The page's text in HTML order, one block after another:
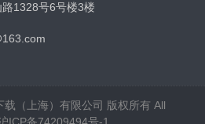
路1328号6号楼3楼
（上海）有限公司 版权所有 All